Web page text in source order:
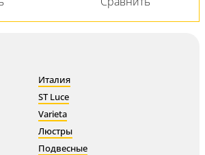
Италия
ST Luce
Varieta
Люстры
Подвесные